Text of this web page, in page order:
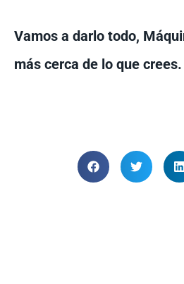
Vamos a darlo todo,
más cerca de lo que crees.